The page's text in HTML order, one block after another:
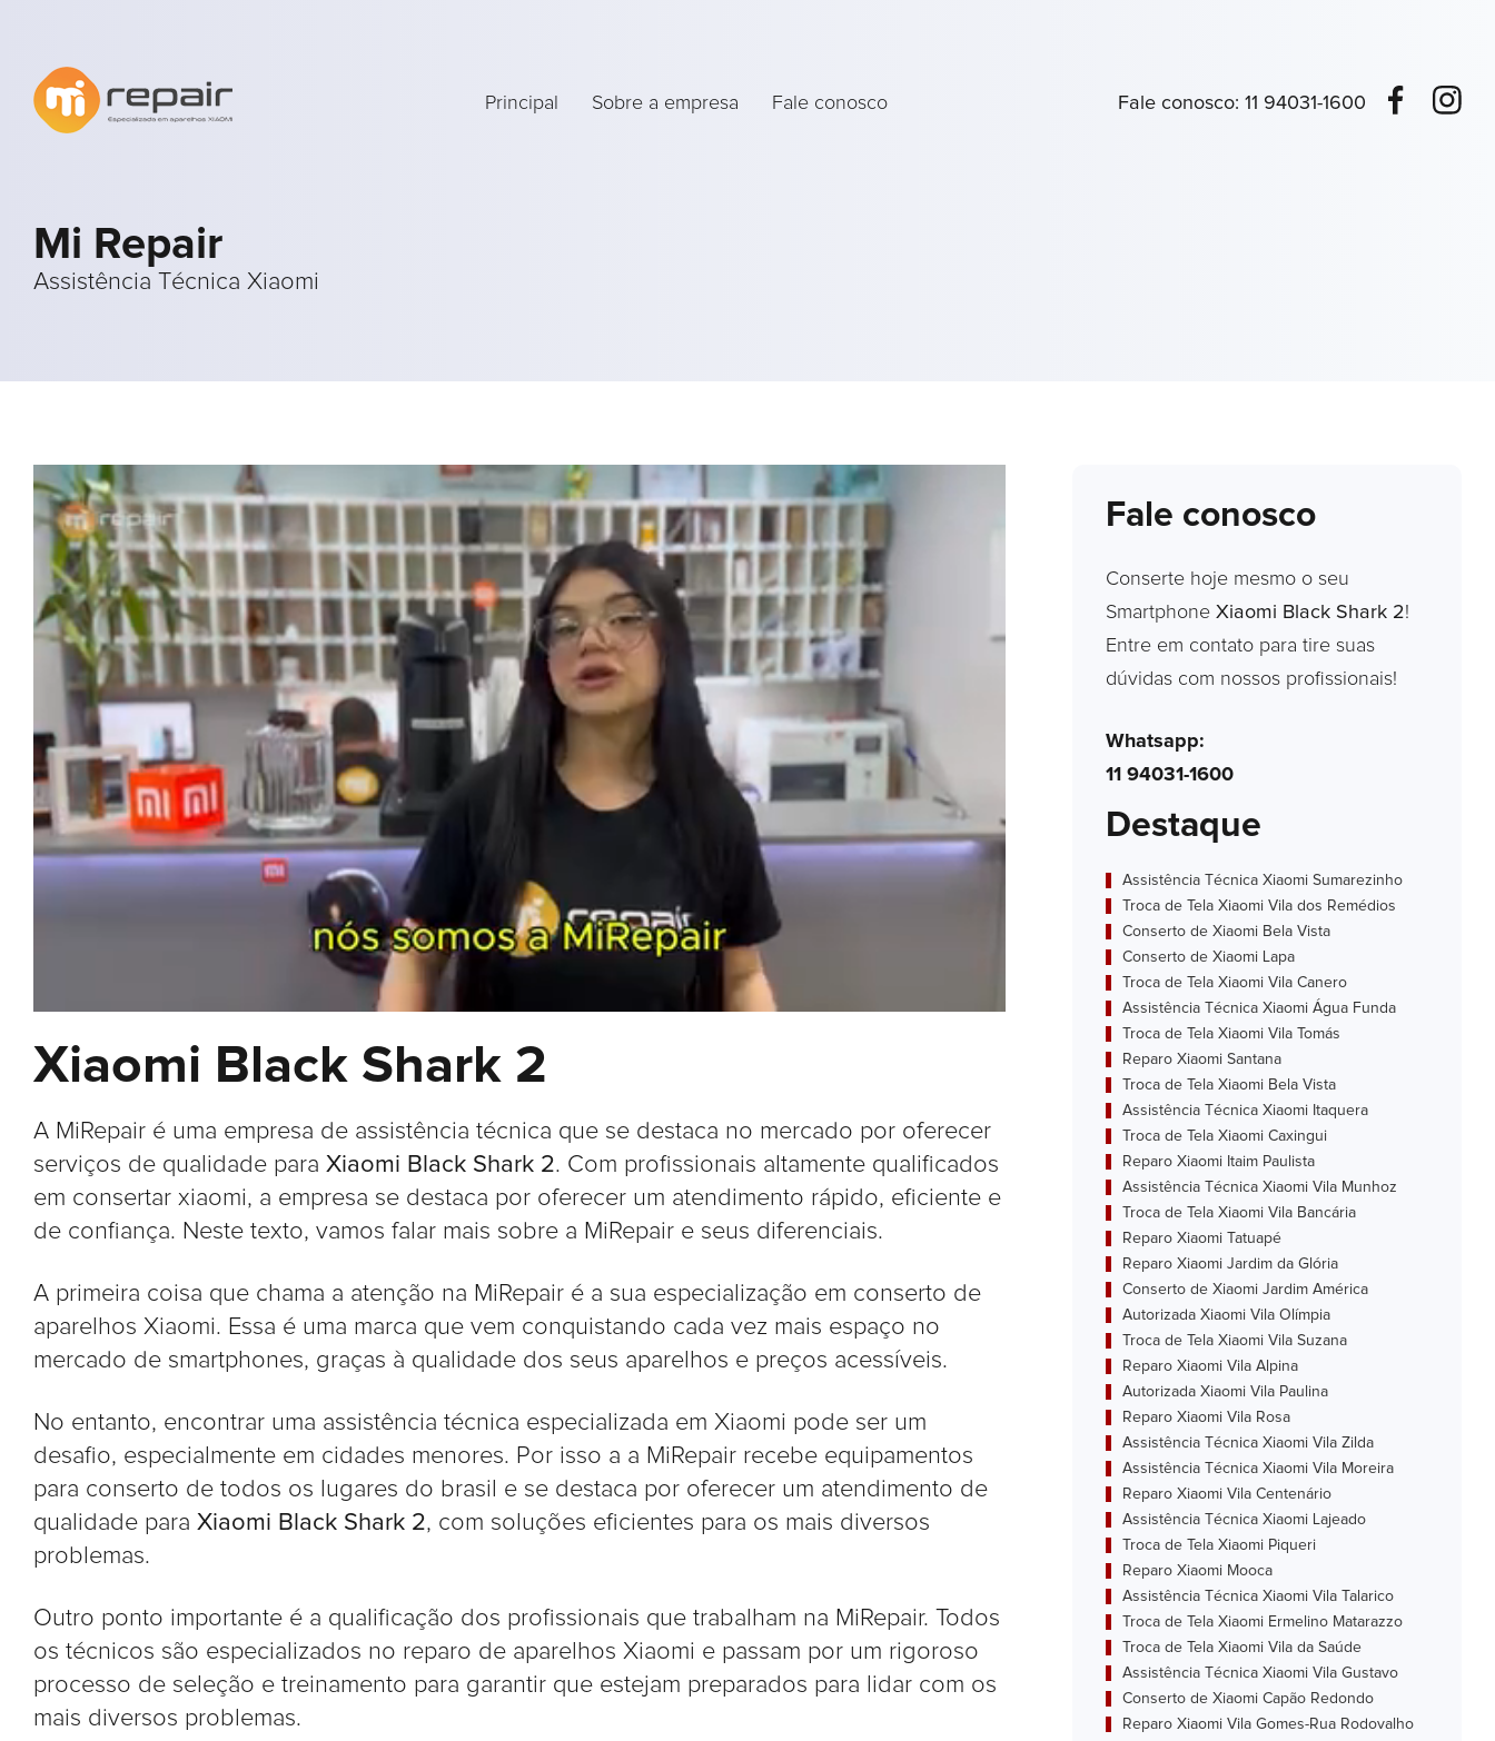
Principal Sobre a empresa Fale conosco Fale conosco: 11 94031-1600
Mi Repair
Assistência Técnica Xiaomi
Xiaomi Black Shark 2
A MiRepair é uma empresa de assistência técnica que se destaca no mercado por oferecer
serviços de qualidade para Xiaomi Black Shark 2. Com profissionais altamente qualificados
em consertar xiaomi, a empresa se destaca por oferecer um atendimento rápido, eficiente e
de confiança. Neste texto, vamos falar mais sobre a MiRepair e seus diferenciais.
A primeira coisa que chama a atenção na MiRepair é a sua especialização em conserto de
aparelhos Xiaomi. Essa é uma marca que vem conquistando cada vez mais espaço no
mercado de smartphones, graças à qualidade dos seus aparelhos e preços acessíveis.
No entanto, encontrar uma assistência técnica especializada em Xiaomi pode ser um
desafio, especialmente em cidades menores. Por isso a a MiRepair recebe equipamentos
para conserto de todos os lugares do brasil e se destaca por oferecer um atendimento de
qualidade para Xiaomi Black Shark 2, com soluções eficientes para os mais diversos
problemas.
Outro ponto importante é a qualificação dos profissionais que trabalham na MiRepair. Todos
os técnicos são especializados no reparo de aparelhos Xiaomi e passam por um rigoroso
processo de seleção e treinamento para garantir que estejam preparados para lidar com os
mais diversos problemas.
Fale conosco
Conserte hoje mesmo o seu
SmartphoneXiaomi Black Shark 2!
Entre em contato para tire suas
dúvidas com nossos profissionais!
Whatsapp:
11 94031-1600
Destaque
Assistência Técnica Xiaomi Sumarezinho
Troca de Tela Xiaomi Vila dos Remédios
Conserto de Xiaomi Bela Vista
Conserto de Xiaomi Lapa
Troca de Tela Xiaomi Vila Canero
Assistência Técnica Xiaomi Água Funda
Troca de Tela Xiaomi Vila Tomás
Reparo Xiaomi Santana
Troca de Tela Xiaomi Bela Vista
Assistência Técnica Xiaomi Itaquera
Troca de Tela Xiaomi Caxingui
Reparo Xiaomi Itaim Paulista
Assistência Técnica Xiaomi Vila Munhoz
Troca de Tela Xiaomi Vila Bancária
Reparo Xiaomi Tatuapé
Reparo Xiaomi Jardim da Glória
Conserto de Xiaomi Jardim América
Autorizada Xiaomi Vila Olímpia
Troca de Tela Xiaomi Vila Suzana
Reparo Xiaomi Vila Alpina
Autorizada Xiaomi Vila Paulina
Reparo Xiaomi Vila Rosa
Assistência Técnica Xiaomi Vila Zilda
Assistência Técnica Xiaomi Vila Moreira
Reparo Xiaomi Vila Centenário
Assistência Técnica Xiaomi Lajeado
Troca de Tela Xiaomi Piqueri
Reparo Xiaomi Mooca
Assistência Técnica Xiaomi Vila Talarico
Troca de Tela Xiaomi Ermelino Matarazzo
Troca de Tela Xiaomi Vila da Saúde
Assistência Técnica Xiaomi Vila Gustavo
Conserto de Xiaomi Capão Redondo
Reparo Xiaomi Vila Gomes-Rua Rodovalho